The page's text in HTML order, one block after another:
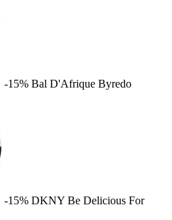
-15% Bal D'Afrique Byredo
-15% DKNY Be Delicious For